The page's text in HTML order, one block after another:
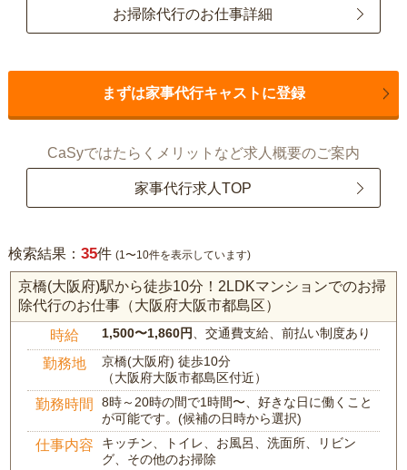
お掃除代行のお仕事詳細
まずは家事代行キャストに登録
CaSyではたらくメリットなど求人概要のご案内
家事代行求人TOP
検索結果： 35件 (1〜10件を表示しています)
京橋(大阪府)駅から徒歩10分！2LDKマンションでのお掃
除代行のお仕事（大阪府大阪市都島区）
時給 1,500〜1,860円、交通費支給、前払い制度あり
勤務地
京橋(大阪府) 徒歩10分
（大阪府大阪市都島区付近）
勤務時間
8時～20時の間で1時間〜、好きな日に働くこと
が可能です。(候補の日時から選択)
仕事内容
キッチン、トイレ、お風呂、洗面所、リビン
グ、その他のお掃除